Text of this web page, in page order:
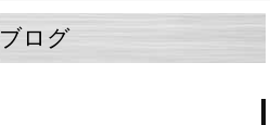
ブログ